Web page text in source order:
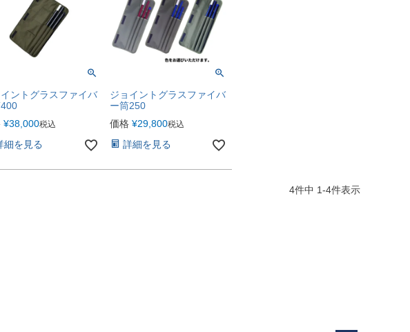
ントグラスファイバ
¥38,000税込
細を見る
ジョイントグラスファイバ
ー筒250
価格 ¥29,800税込
詳細を見る
4件中 1-4件表示